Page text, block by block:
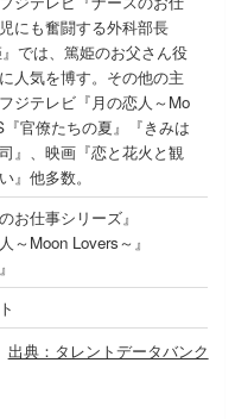
にも奮闘する外科部長
では、篤姫のお父さん役
人気を博す。その他の主
ジテレビ『月の恋人～Mo
官僚たちの夏』『きみは
』、映画『恋と花火と観
』他多数。
お仕事シリーズ』
～Moon Lovers～』
出典：タレントデータバンク